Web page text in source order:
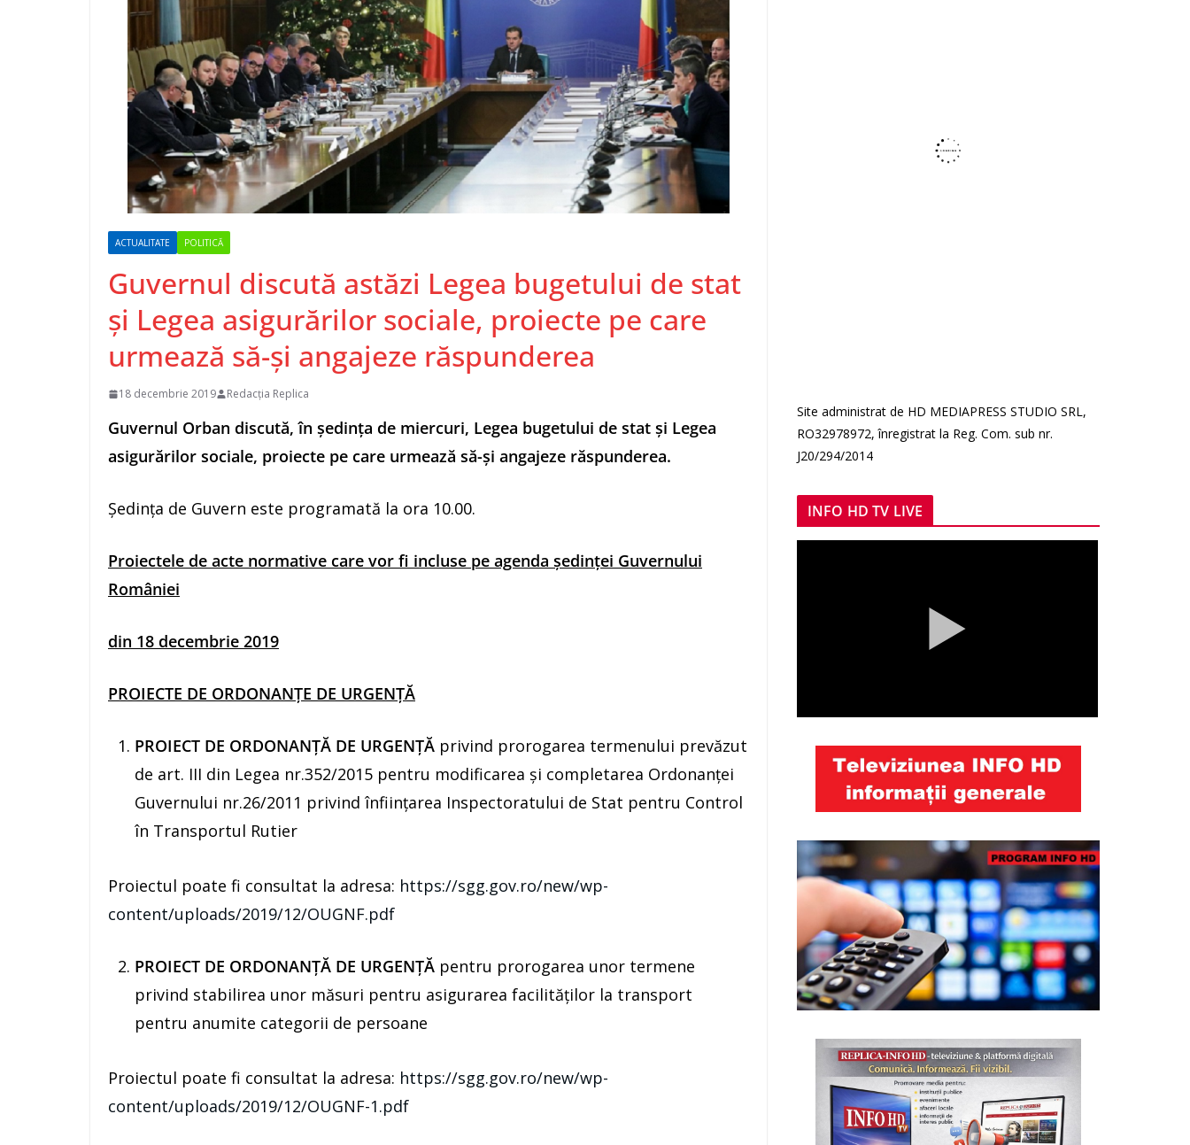
ACTUALITATE POLITICĂ
Guvernul discută astăzi Legea bugetului de stat
şi Legea asigurărilor sociale, proiecte pe care
urmează să-şi angajeze răspunderea
18 decembrie 2019 Redacția Replica
Guvernul Orban discută, în şedinţa de miercuri, Legea bugetului de stat şi Legea
asigurărilor sociale, proiecte pe care urmează să-şi angajeze răspunderea.
Şedinţa de Guvern este programată la ora 10.00.
Proiectele de acte normative care vor fi incluse pe agenda ședinței Guvernului
României
din 18 decembrie 2019
PROIECTE DE ORDONANȚE DE URGENȚĂ
PROIECT DE ORDONANŢĂ DE URGENŢĂ privind prorogarea termenului prevăzut
de art. III din Legea nr.352/2015 pentru modificarea şi completarea Ordonanței
Guvernului nr.26/2011 privind înființarea Inspectoratului de Stat pentru Control
în Transportul Rutier
Proiectul poate fi consultat la adresa: https://sgg.gov.ro/new/wp-
content/uploads/2019/12/OUGNF.pdf
PROIECT DE ORDONANŢĂ DE URGENŢĂ pentru prorogarea unor termene
privind stabilirea unor măsuri pentru asigurarea facilităților la transport
pentru anumite categorii de persoane
Proiectul poate fi consultat la adresa: https://sgg.gov.ro/new/wp-
content/uploads/2019/12/OUGNF-1.pdf
Site administrat de HD MEDIAPRESS STUDIO SRL,
RO32978972, înregistrat la Reg. Com. sub nr.
J20/294/2014
INFO HD TV LIVE